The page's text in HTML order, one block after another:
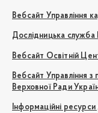
Вебсайт Управління
Дослідницька служба
Вебсайт Освітній
Вебсайт Управління
Верховної Ради
Інформаційні